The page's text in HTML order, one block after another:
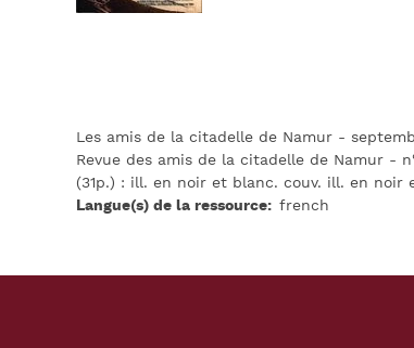
Les amis de la citadelle de Namur -
Revue des amis de la citadelle de Namur -
(31p.) : ill. en noir et blanc. couv. ill. en noir
Langue(s) de la ressource
french